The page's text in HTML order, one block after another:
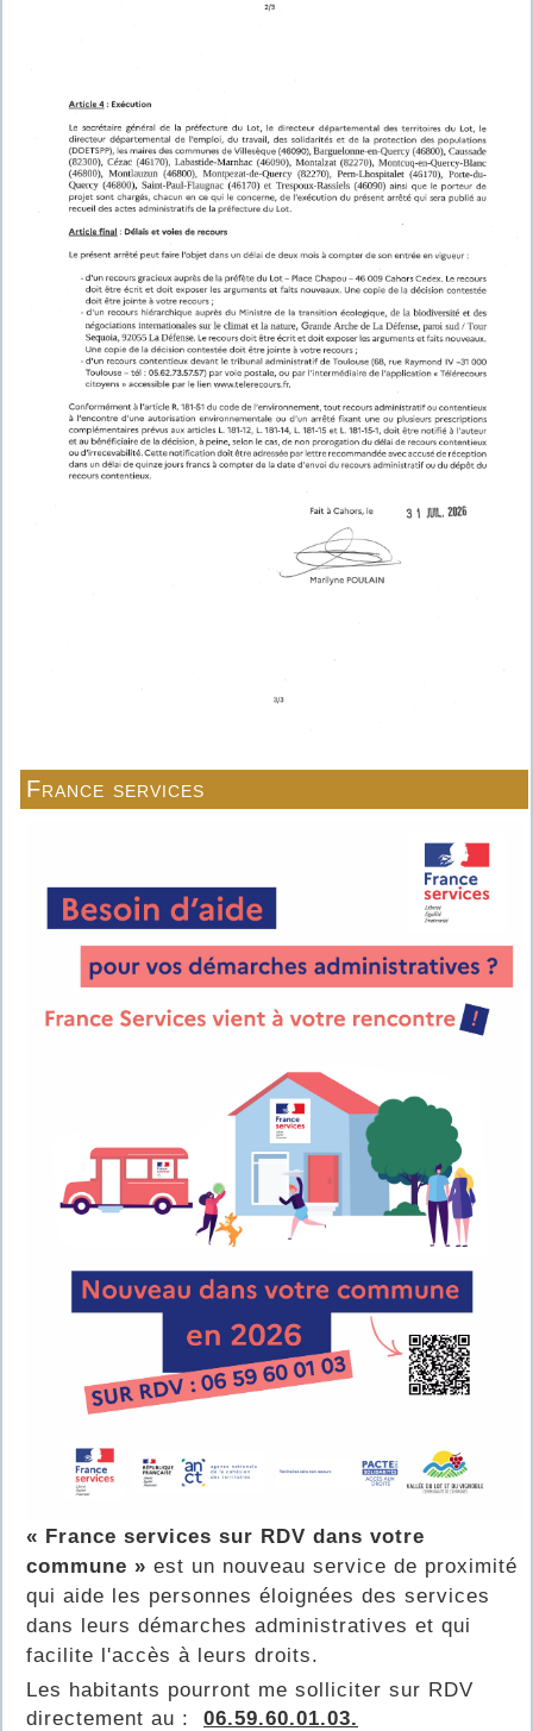
France services
« France services sur RDV dans votre
commune » est un nouveau service de proximité
qui aide les personnes éloignées des services
dans leurs démarches administratives et qui
facilite l'accès à leurs droits.
Les habitants pourront me solliciter sur RDV
directement au : 06.59.60.01.03.